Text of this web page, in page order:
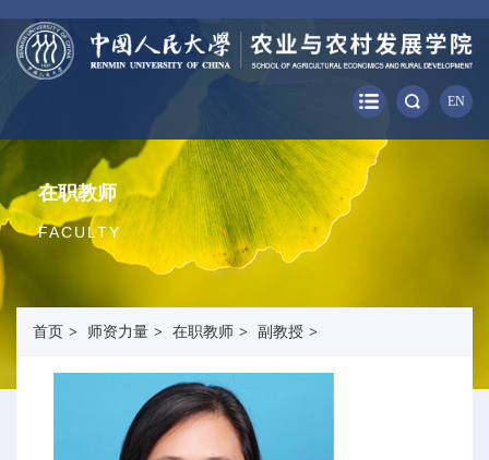
EN
在职教师
FACULTY
首页 > 师资力量 > 在职教师 > 副教授 >